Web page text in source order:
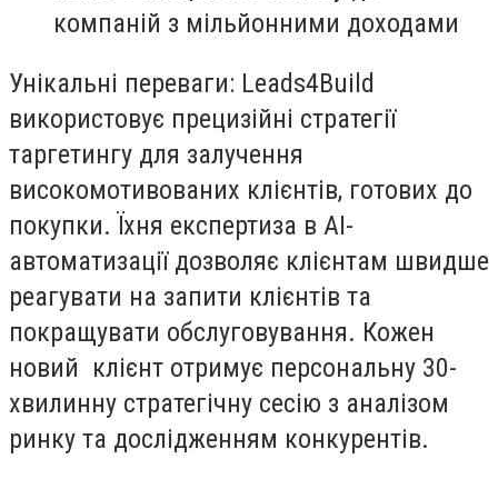
компаній з мільйонними доходами
Унікальні переваги: Leads4Build
використовує прецизійні стратегії
таргетингу для залучення
високомотивованих клієнтів, готових до
покупки. Їхня експертиза в AI-
автоматизації дозволяє клієнтам швидше
реагувати на запити клієнтів та
покращувати обслуговування. Кожен
новий клієнт отримує персональну 30-
хвилинну стратегічну сесію з аналізом
ринку та дослідженням конкурентів.